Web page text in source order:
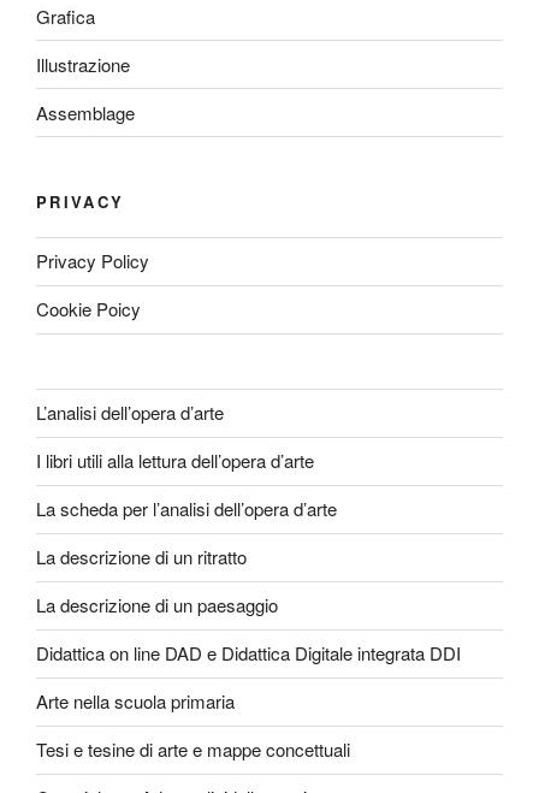
Grafica
Illustrazione
Assemblage
PRIVACY
Privacy Policy
Cookie Poicy
L’analisi dell’opera d’arte
I libri utili alla lettura dell’opera d’arte
La scheda per l’analisi dell’opera d’arte
La descrizione di un ritratto
La descrizione di un paesaggio
Didattica on line DAD e Didattica Digitale integrata DDI
Arte nella scuola primaria
Tesi e tesine di arte e mappe concettuali